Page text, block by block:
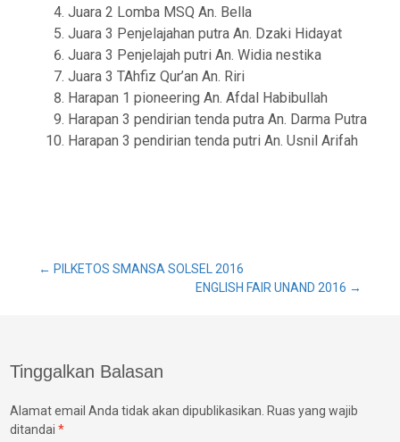
Juara 2 Lomba MSQ An. Bella
Juara 3 Penjelajahan putra An. Dzaki Hidayat
Juara 3 Penjelajah putri An. Widia nestika
Juara 3 TAhfiz Qur’an An. Riri
Harapan 1 pioneering An. Afdal Habibullah
Harapan 3 pendirian tenda putra An. Darma Putra
Harapan 3 pendirian tenda putri An. Usnil Arifah
Post
← PILKETOS SMANSA SOLSEL 2016
ENGLISH FAIR UNAND 2016 →
Tinggalkan Balasan
Alamat email Anda tidak akan dipublikasikan. Ruas yang wajib
ditandai*